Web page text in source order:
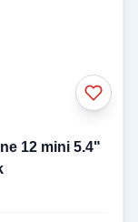
12 mini 5.4"